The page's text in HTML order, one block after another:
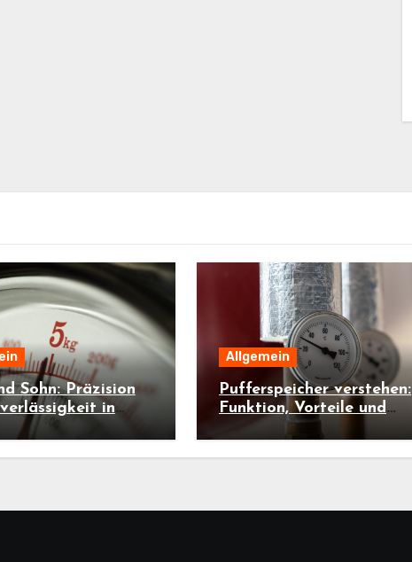
Sohn: Präzision
in
und Industrie
Allgemein
Pufferspeicher verstehen:
Funktion, Vorteile und
Anwendungen